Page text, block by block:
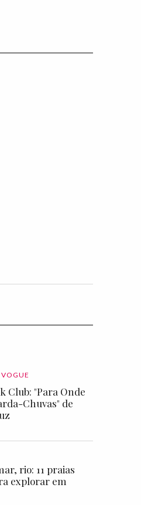
Club: "Para Onde
Chuvas" de
rio: 11 praias
explorar em